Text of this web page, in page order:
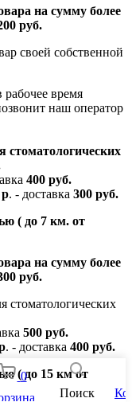
на сумму более
руб.
своей собственной
рабочее время
наш оператор
стоматологических
400 руб.
р. - доставка 300 руб.
( до 7 км. от
на сумму более
руб.
стоматологических
500 руб.
. - доставка 400 руб.
( до 15 км от
0
Поиск